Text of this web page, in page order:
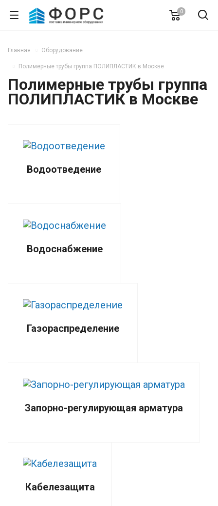
0
Главная Оборудование
Полимерные трубы группа ПОЛИПЛАСТИК в Москве
Полимерные трубы группа
ПОЛИПЛАСТИК в Москве
Водоотведение
Водоснабжение
Газораспределение
Запорно-регулирующая арматура
Кабелезащита